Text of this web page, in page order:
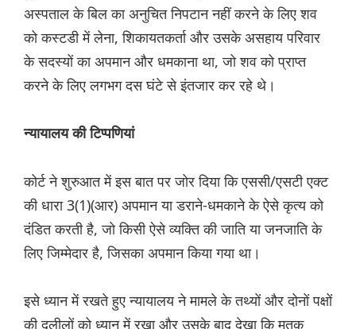
अस्पताल के बिल का अनुचित निपटान नहीं करने के लिए शव
को कस्टडी में लेना, शिकायतकर्ता और उसके असहाय परिवार
के सदस्यों का अपमान और धमकाना था, जो शव को प्राप्त
करने के लिए लगभग दस घंटे से इंतजार कर रहे थे।
न्यायालय की टिप्पणियां
कोर्ट ने शुरुआत में इस बात पर जोर दिया कि एससी/एसटी एक्ट
की धारा 3(1)(आर) अपमान या डराने-धमकाने के ऐसे कृत्य को
दंडित करती है, जो किसी ऐसे व्यक्ति की जाति या जनजाति के
लिए जिम्मेदार है, जिसका अपमान किया गया था।
इसे ध्यान में रखते हुए न्यायालय ने मामले के तथ्यों और दोनों पक्षों
की दलीलों को ध्यान में रखा और उसके बाद देखा कि मृतक